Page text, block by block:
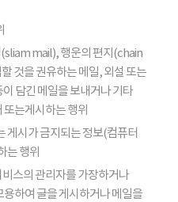
mail), 행운의 편지(chain
것을 권유하는 메일, 외설 또는
이 담긴 메일을 보내거나 기타
는게시하는 행위
게시가 금지되는 정보(컴퓨터
는 행위
스의 관리자를 가장하거나
하여 글을 게시하거나 메일을